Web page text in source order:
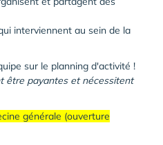
interviennent au sein de la
sur le planning d'activité !
être payantes et nécessitent
générale (ouverture